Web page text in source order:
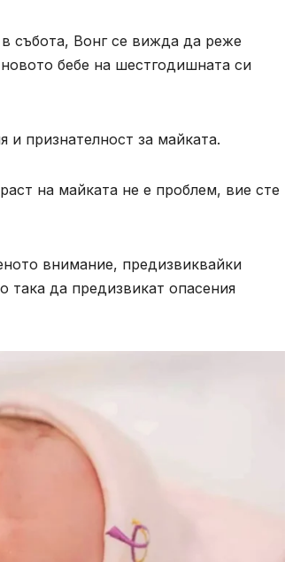
събота, Вонг се вижда да реже
бебе на шестгодишната си
и признателност за майката.
на майката не е проблем, вие сте
внимание, предизвиквайки
да предизвикат опасения